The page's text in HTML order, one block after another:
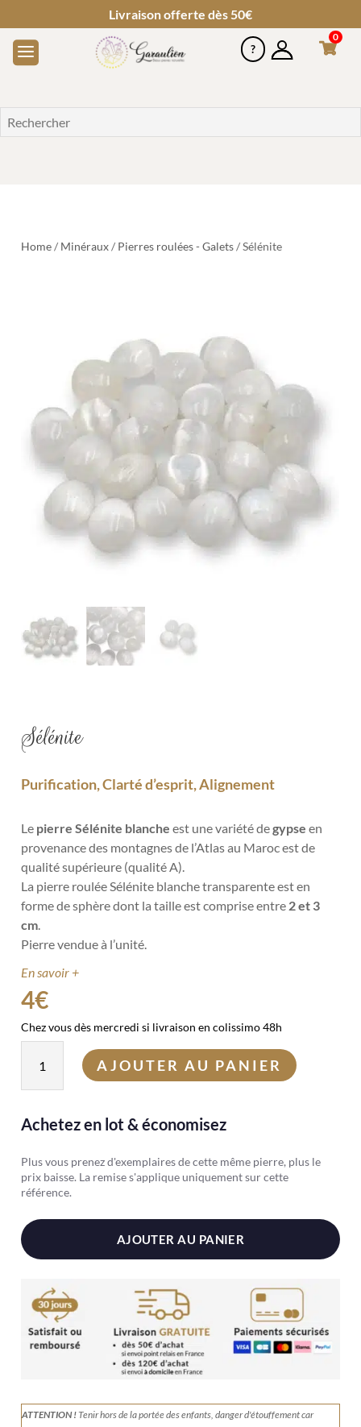
Livraison offerte dès 50€
0
Home/ Minéraux/ Pierres roulées - Galets/ Sélénite
Sélénite
Purification, Clarté d’esprit, Alignement
Le pierre Sélénite blancheest une variété degypseen
provenance des montagnes de l’Atlas au Maroc est de
qualité supérieure (qualité A).
La pierre roulée Sélénite blanche transparente est en
forme de sphère dont la taille est comprise entre 2 et 3
cm
Pierre vendue à l’unité.
En savoir +
4€
Chez vous dès mercredi si livraison en colissimo 48h
Sélénite
AJOUTER AU PANIER
Achetez en lot & économisez
Plus vous prenez d'exemplaires de cette même pierre, plus le
prix baisse. La remise s'applique uniquement sur cette
référence.
AJOUTER AU PANIER
ATTENTION !Tenirhors de la portée des enfants, danger d'étouffement car